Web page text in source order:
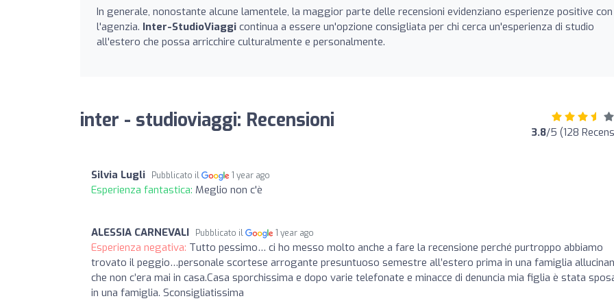
In generale, nonostante alcune lamentele, la maggior parte delle recensioni evidenziano esperienze positive con
l'agenzia. Inter-StudioViaggi continua a essere un'opzione consigliata per chi cerca un'esperienza di studio
all'estero che possa arricchire culturalmente e personalmente.
inter - studioviaggi: Recensioni 3.8/5 (128
Silvia Lugli Pubblicato il 1 year ago
Esperienza fantastica: Meglio non c'è
ALESSIA CARNEVALI Pubblicato il 1 year ago
Esperienza negativa: Tutto pessimo… ci ho messo molto anche a fare la recensione perché purtroppo abbiamo
trovato il peggio…personale scortese arrogante presuntuoso semestre all’estero prima in una famiglia
che non c’era mai in casa.Casa sporchissima e dopo varie telefonate e minacce di denuncia mia figlia è stata
in una famiglia. Sconsigliatissima